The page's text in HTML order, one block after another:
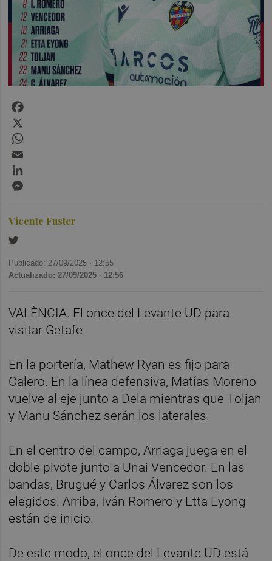
Vicente Fuster
Publicado: 27/09/2025 · 12:55
Actualizado: 27/09/2025 · 12:56
VALÈNCIA. El once del Levante UD para
visitar Getafe.
En la portería, Mathew Ryan es fijo para
Calero. En la línea defensiva, Matías Moreno
vuelve al eje junto a Dela mientras que Toljan
y Manu Sánchez serán los laterales.
En el centro del campo, Arriaga juega en el
doble pivote junto a Unai Vencedor. En las
bandas, Brugué y Carlos Álvarez son los
elegidos. Arriba, Iván Romero y Etta Eyong
están de inicio.
De este modo, el once del Levante UD está